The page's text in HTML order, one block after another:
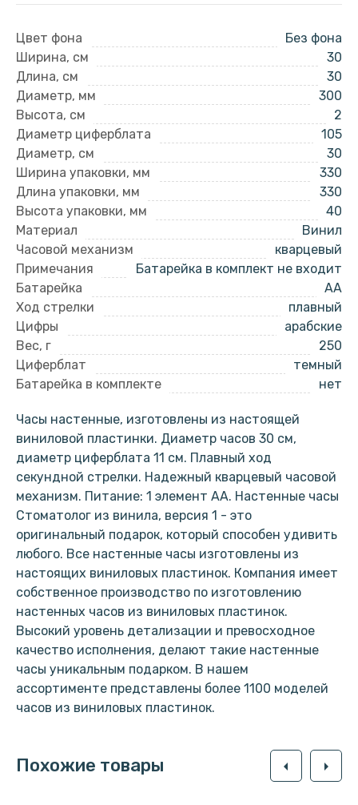
Цвет фона
Без фона
Ширина, см
30
Длина, см
30
Диаметр, мм
300
Высота, см
2
Диаметр циферблата
105
Диаметр, см
30
Ширина упаковки, мм
330
Длина упаковки, мм
330
Высота упаковки, мм
40
Материал
Винил
Часовой механизм
кварцевый
Примечания
Батарейка в комплект не входит
Батарейка
AA
Ход стрелки
плавный
Цифры
арабские
Вес, г
250
Циферблат
темный
Батарейка в комплекте
нет
Часы настенные, изготовлены из настоящей
виниловой пластинки. Диаметр часов 30 см,
диаметр циферблата 11 см. Плавный ход
секундной стрелки. Надежный кварцевый часовой
механизм. Питание: 1 элемент АА. Настенные часы
Стоматолог из винила, версия 1 - это
оригинальный подарок, который способен удивить
любого. Все настенные часы изготовлены из
настоящих виниловых пластинок. Компания имеет
собственное производство по изготовлению
настенных часов из виниловых пластинок.
Высокий уровень детализации и превосходное
качество исполнения, делают такие настенные
часы уникальным подарком. В нашем
ассортименте представлены более 1100 моделей
часов из виниловых пластинок.
Похожие товары arrow_left arrow_right